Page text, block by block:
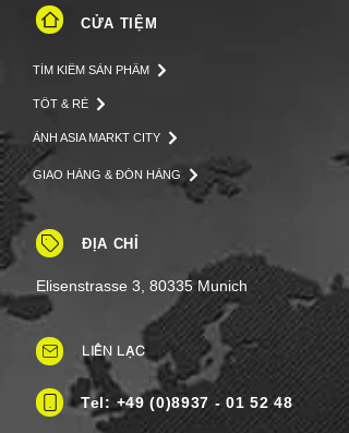
CỬA TIỆM
TÌM KIẾM SẢN PHẨM
TỐT & RẺ
ẢNH ASIA MARKT CITY
GIAO HÀNG & ĐÓN HÀNG
ĐỊA CHỈ
Elisenstrasse 3, 80335 Munich
LIÊN LẠC
Tel: +49 (0)8937 - 01 52 48